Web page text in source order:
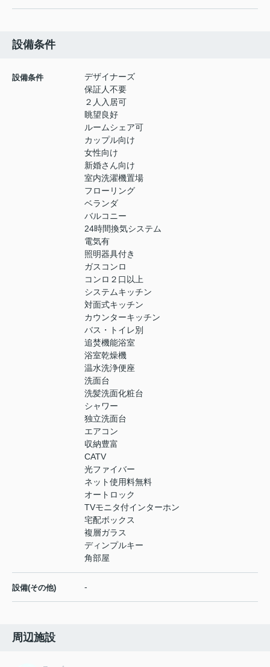
設備条件
設備条件
デザイナーズ
保証人不要
２人入居可
眺望良好
ルームシェア可
カップル向け
女性向け
新婚さん向け
室内洗濯機置場
フローリング
ベランダ
バルコニー
24時間換気システム
電気有
照明器具付き
ガスコンロ
コンロ２口以上
システムキッチン
対面式キッチン
カウンターキッチン
バス・トイレ別
追焚機能浴室
浴室乾燥機
温水洗浄便座
洗面台
洗髪洗面化粧台
シャワー
独立洗面台
エアコン
収納豊富
CATV
光ファイバー
ネット使用料無料
オートロック
TVモニタ付インターホン
宅配ボックス
複層ガラス
ディンプルキー
角部屋
設備(その他) -
周辺施設